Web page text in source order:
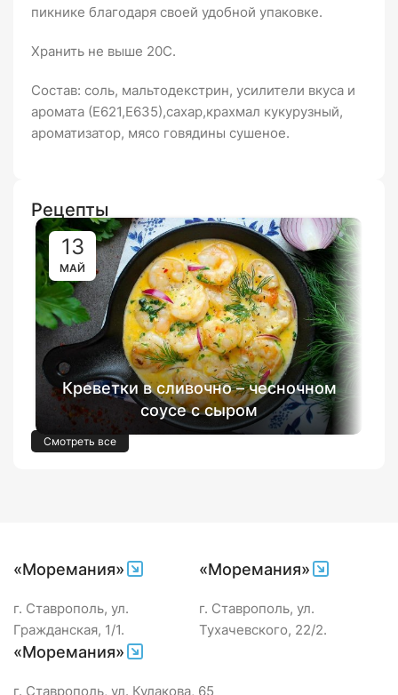
пикнике благодаря своей удобной упаковке.
Хранить не выше 20С.
Состав: соль, мальтодекстрин, усилители вкуса и
аромата (Е621,Е635),сахар,крахмал кукурузный,
ароматизатор, мясо говядины сушеное.
Рецепты
13
МАЙ
Креветки в сливочно – чесночном
соусе с сыром
Смотреть все
«Моремания»
г. Ставрополь, ул.
Гражданская, 1/1.
«Моремания»
г. Ставрополь, ул.
Тухачевского, 22/2.
«Моремания»
г. Ставрополь, ул. Кулакова, 65